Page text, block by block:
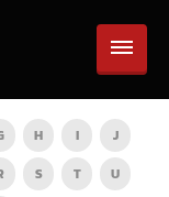
H I
J
S T
U